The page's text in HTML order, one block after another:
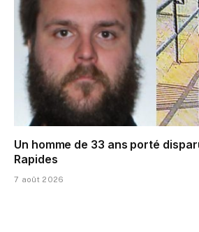
Un homme de 33 ans porté
Rapides
7 août 2026